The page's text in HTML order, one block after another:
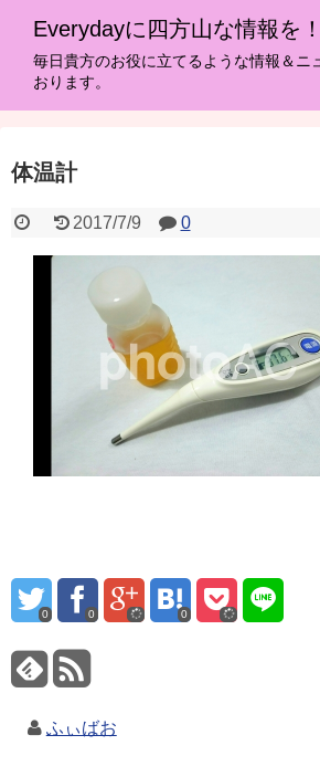
Everydayに四方山な情報を！
毎日貴方のお役に立てるような情報＆ニ
おります。
体温計
2017/7/9 0
0 0 0
ふぃばお